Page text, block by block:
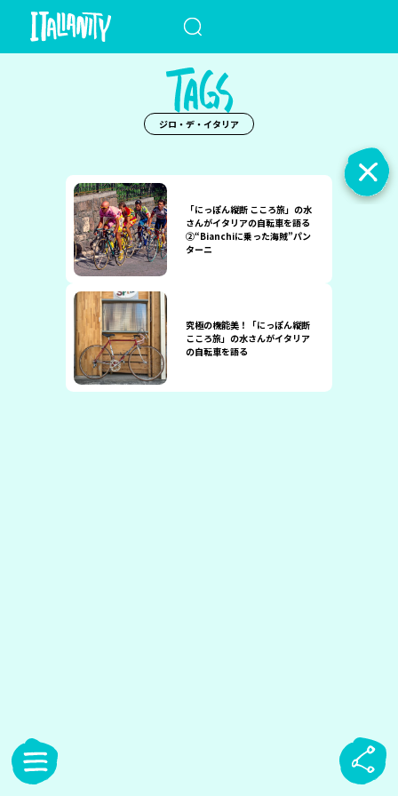
ジロ・デ・イタリア
「にっぽん縦断 こころ旅」の水
さんがイタリアの自転車を語る
②“Bianchiに乗った海賊”パン
ターニ
究極の機能美！「にっぽん縦断
こころ旅」の水さんがイタリア
の自転車を語る